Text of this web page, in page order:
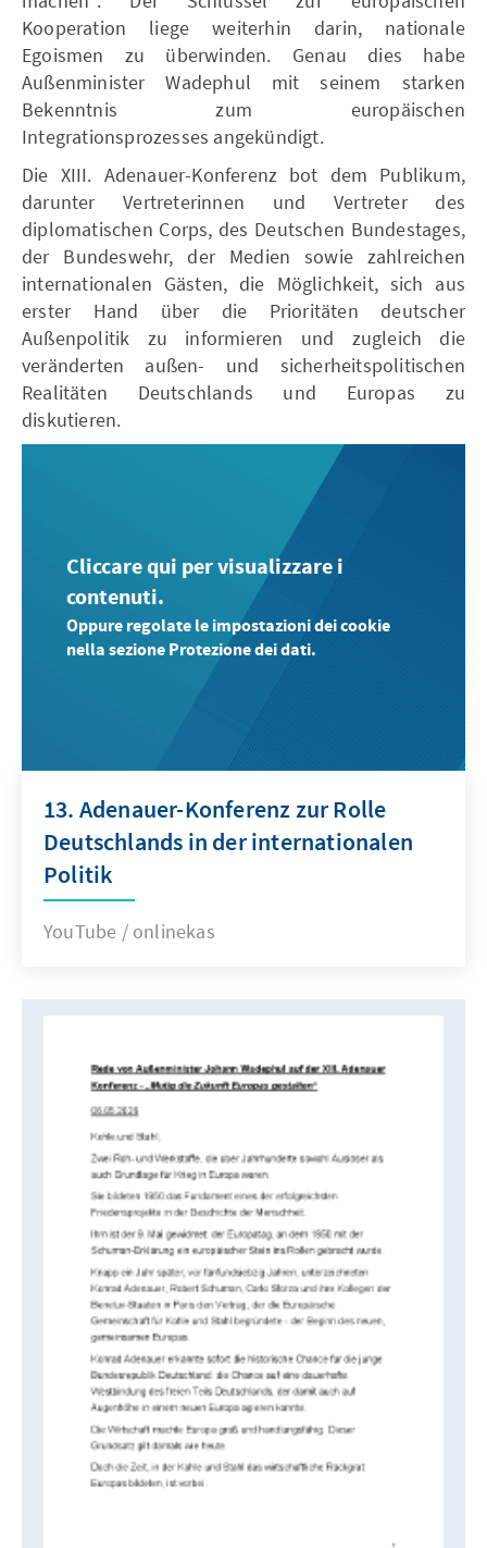
Kooperation liege weiterhin darin, nationale
Egoismen zu überwinden. Genau dies habe
Außenminister Wadephul mit seinem starken
Bekenntnis zum europäischen
Integrationsprozesses angekündigt.
Die XIII. Adenauer-Konferenz bot dem Publikum,
darunter Vertreterinnen und Vertreter des
diplomatischen Corps, des Deutschen Bundestages,
der Bundeswehr, der Medien sowie zahlreichen
internationalen Gästen, die Möglichkeit, sich aus
erster Hand über die Prioritäten deutscher
Außenpolitik zu informieren und zugleich die
veränderten außen- und sicherheitspolitischen
Realitäten Deutschlands und Europas zu
diskutieren.
Cliccare qui per visualizzare i
contenuti.
Oppure regolate le impostazioni dei cookie
nella sezione Protezione dei dati.
13. Adenauer-Konferenz zur Rolle
Deutschlands in der internationalen
Politik
YouTube / onlinekas